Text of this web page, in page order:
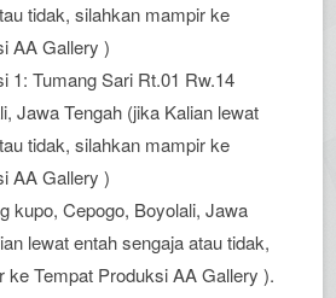
tidak, silahkan mampir ke
AA Gallery )
1: Tumang Sari Rt.01 Rw.14
Jawa Tengah (jika Kalian lewat
tidak, silahkan mampir ke
AA Gallery )
kupo, Cepogo, Boyolali, Jawa
lewat entah sengaja atau tidak,
ke Tempat Produksi AA Gallery ).